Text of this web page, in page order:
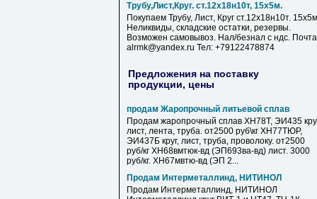
Трубу,Лист,Круг. ст.12х18н10т, 15х5м.
Покупаем Трубу, Лист, Круг ст.12х18н10т.
Неликвиды, складские остатки, резервы.
Возможен самовывоз. Нал/безнал с ндс.
alrmk@yandex.ru Тел: +79122478874
Предложения на поставку
продукции, цены
продам Жаропрочный литьевой сплав
Продам жаропрочный сплав ХН78Т, ЭИ435
лист, лента, труба. от2500 руб\кг ХН77ТЮР,
ЭИ437Б круг, лист, труба, проволоку. от2500
руб/кг ХН68вмтюк-вд (ЭП693ва-вд) лист. 3000
руб/кг. ХН67мвтю-вд (ЭП 2...
Продам Интерметаллинд, НИТИНОЛ
Продам Интерметаллинд, НИТИНОЛ